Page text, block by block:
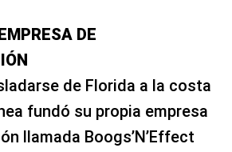
DE
de Florida a la costa
fundó su propia empresa
llamada Boogs’N’Effect